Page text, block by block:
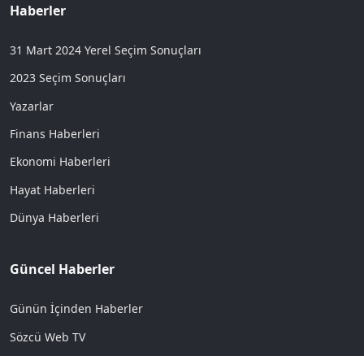
Haberler
31 Mart 2024 Yerel Seçim Sonuçları
2023 Seçim Sonuçları
Yazarlar
Finans Haberleri
Ekonomi Haberleri
Hayat Haberleri
Dünya Haberleri
Güncel Haberler
Günün İçinden Haberler
Sözcü Web TV